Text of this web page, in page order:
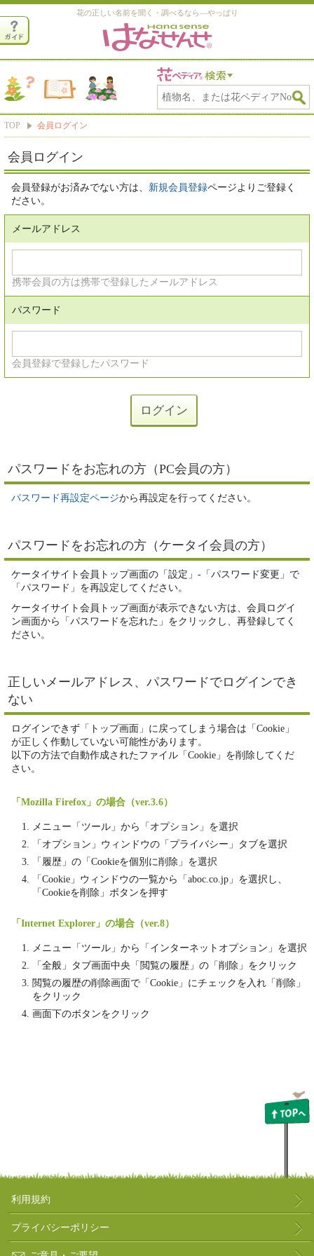
花の正しい名前を聞く・調べるなら―やっぱり
TOP 会員ログイン
会員ログイン
会員登録がお済みでない方は、 新規会員登録ページよりご登録く
ださい。
メールアドレス
携帯会員の方は携帯で登録したメールアドレス
パスワード
会員登録で登録したパスワード
パスワードをお忘れの方（PC会員の方）
パスワード再設定ページから再設定を行ってください。
パスワードをお忘れの方（ケータイ会員の方）
ケータイサイト会員トップ画面の「設定」-「パスワード変更」で
「パスワード」を再設定してください。
ケータイサイト会員トップ画面が表示できない方は、会員ログイ
ン画面から「パスワードを忘れた」をクリックし、再登録してく
ださい。
正しいメールアドレス、パスワードでログインでき
ない
ログインできず「トップ画面」に戻ってしまう場合は「Cookie」
が正しく作動していない可能性があります。
以下の方法で自動作成されたファイル「Cookie」を削除してくだ
さい。
「Mozilla Firefox」の場合（ver.3.6）
メニュー「ツール」から「オプション」を選択
「オプション」ウィンドウの「プライバシー」タブを選択
「履歴」の「Cookieを個別に削除」を選択
「Cookie」ウィンドウの一覧から「aboc.co.jp」を選択し、
「Cookieを削除」ボタンを押す
「Internet Explorer」の場合（ver.8）
メニュー「ツール」から「インターネットオプション」を選択
「全般」タブ画面中央「閲覧の履歴」の「削除」をクリック
閲覧の履歴の削除画面で「Cookie」にチェックを入れ「削除」
をクリック
画面下のボタンをクリック
利用規約
プライバシーポリシー